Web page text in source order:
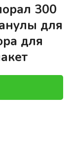
300
для
для